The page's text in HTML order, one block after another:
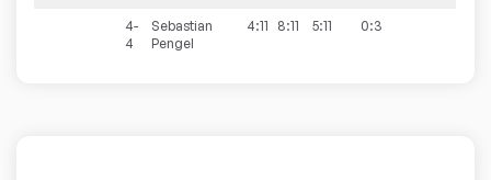
4-
4
Sebastian
Pengel
4:11 8:11 5:11 0:3